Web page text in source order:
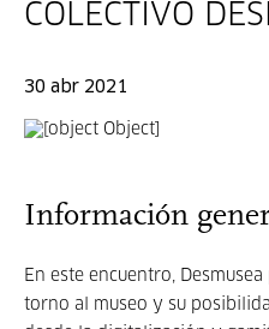
COLECTIVO
30 abr 2021
Información
En este encuentro,
torno al museo y su